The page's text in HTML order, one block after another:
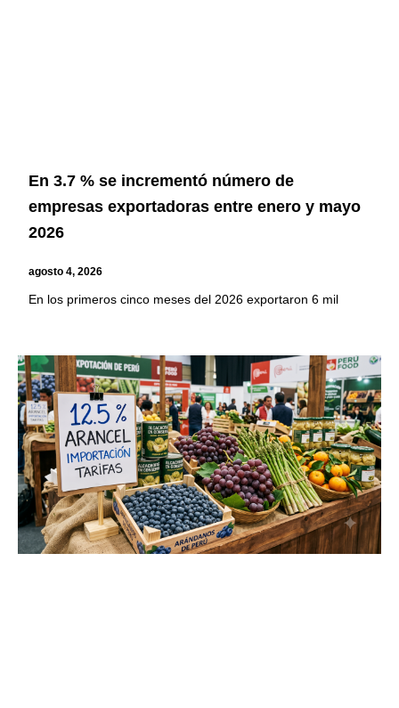
En 3.7 % se incrementó número de
empresas exportadoras entre enero y mayo
2026
agosto 4, 2026
En los primeros cinco meses del 2026 exportaron 6 mil